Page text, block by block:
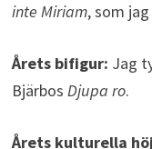
inte Miriam, som
Årets bifigur: Jag
Bjärbos Djupa ro.
Årets kulturella